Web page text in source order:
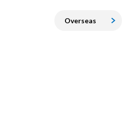
Overseas